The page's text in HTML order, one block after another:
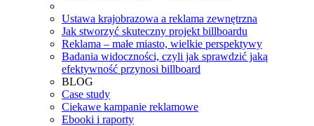
Ustawa krajobrazowa a reklama zewnętrzna
Jak stworzyć skuteczny projekt billboardu
Reklama – małe miasto, wielkie perspektywy
Badania widoczności, czyli jak sprawdzić jaką
efektywność przynosi billboard
BLOG
Case study
Ciekawe kampanie reklamowe
Ebooki i raporty